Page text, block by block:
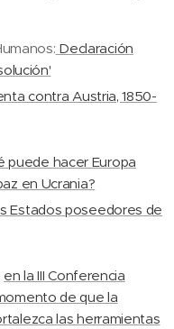
Declaración
contra Austria, 1850-
puede hacer Europa
en Ucrania?
Estados poseedores de
en la III Conferencia
de que la
las herramientas